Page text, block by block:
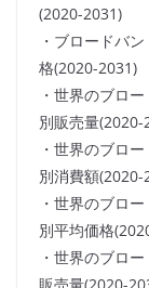
(2020-2031)
・ブロードバ
格(2020-2031)
・世界のブロ
別販売量(2020-
・世界のブロ
別消費額(2020-
・世界のブロ
別平均価格
・世界のブロ